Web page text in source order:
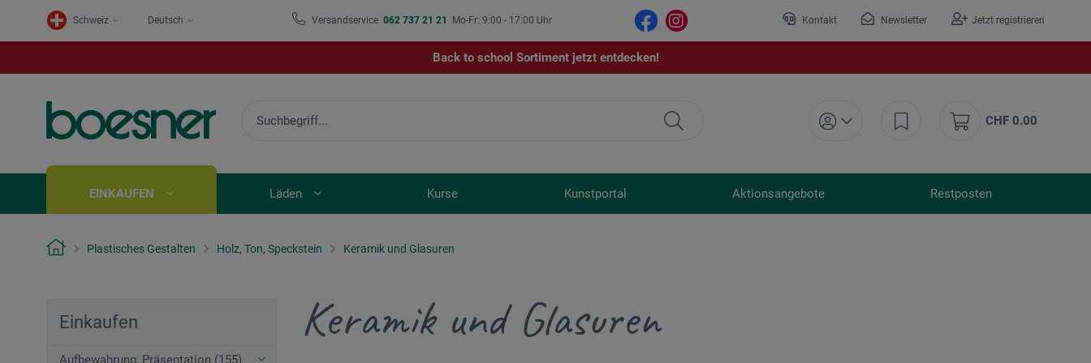
Schweiz Deutsch Versandservice 062 737 21 21 Mo-Fr: 9:00 - 17:00 Uhr Kontakt Newsletter Jetzt registrieren
Back to school Sortiment jetzt entdecken!
CHF 0.00
EINKAUFEN Läden Kurse Kunstportal Aktionsangebote Restposten
Plastisches Gestalten Holz, Ton, Speckstein Keramik und Glasuren
Einkaufen
Aufbewahrung, Präsentation (155)
Keramik und Glasuren